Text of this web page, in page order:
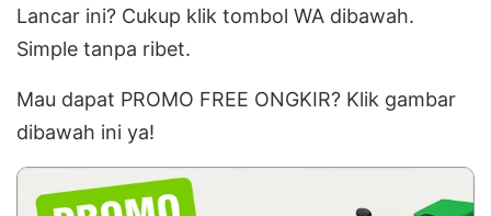
Lancar ini? Cukup klik tombol WA dibawah.
Simple tanpa ribet.
Mau dapat PROMO FREE ONGKIR? Klik gambar
dibawah ini ya!